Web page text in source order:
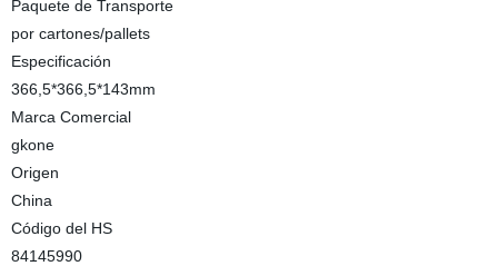
Paquete de Transporte
por cartones/pallets
Especificación
366,5*366,5*143mm
Marca Comercial
gkone
Origen
China
Código del HS
84145990